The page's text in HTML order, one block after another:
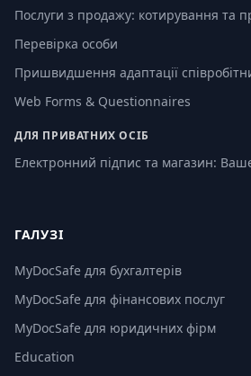
Послуги з продажу: котирування та
Перевірка особи
Пришвидшення адаптації
Web Forms & Questionnaires
ДЛЯ ПРИВАТНИХ ОСІБ
Електронний підпис та магазин:
ГАЛУЗІ
MyDocSafe для бухгалтерів
MyDocSafe для фінансових послуг
MyDocSafe для юридичних фірм
Education